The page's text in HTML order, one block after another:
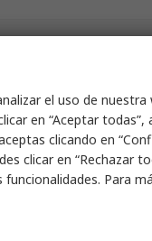
el uso de nuestra
en “Aceptar todas”,
clicando en
clicar en “Rechazar
Para